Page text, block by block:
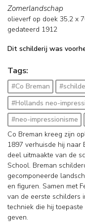
Zomerlandschap
olieverf op doek 35,2 x
gedateerd 1912
Dit schilderij was
Tags:
#Co Breman
#Hollands neo-
#neo-impressionisme
Co Breman kreeg zijn
1897 verhuisde hij naar
deel uitmaakte van de
School. Breman
gecomponeerde
en figuren. Samen met
van de eerste schilders
techniek die hij
geven.